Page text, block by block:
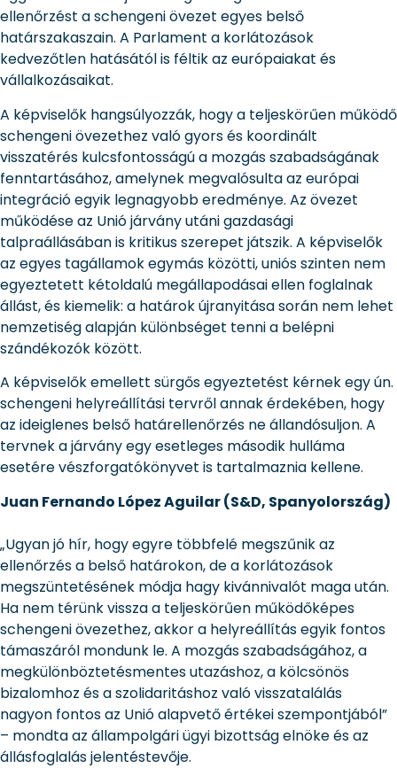
ellenőrzést a schengeni övezet egyes belső
határszakaszain. A Parlament a korlátozások
kedvezőtlen hatásától is féltik az európaiakat és
vállalkozásaikat.
A képviselők hangsúlyozzák, hogy a teljeskörűen működő
schengeni övezethez való gyors és koordinált
visszatérés kulcsfontosságú a mozgás szabadságának
fenntartásához, amelynek megvalósulta az európai
integráció egyik legnagyobb eredménye. Az övezet
működése az Unió járvány utáni gazdasági
talpraállásában is kritikus szerepet játszik. A képviselők
az egyes tagállamok egymás közötti, uniós szinten nem
egyeztetett kétoldalú megállapodásai ellen foglalnak
állást, és kiemelik: a határok újranyitása során nem lehet
nemzetiség alapján különbséget tenni a belépni
szándékozók között.
A képviselők emellett sürgős egyeztetést kérnek egy ún.
schengeni helyreállítási tervről annak érdekében, hogy
az ideiglenes belső határellenőrzés ne állandósuljon. A
tervnek a járvány egy esetleges második hulláma
esetére vészforgatókönyvet is tartalmaznia kellene.
Juan Fernando López Aguilar (S&D, Spanyolország)
„Ugyan jó hír, hogy egyre többfelé megszűnik az
ellenőrzés a belső határokon, de a korlátozások
megszüntetésének módja hagy kivánnivalót maga után.
Ha nem térünk vissza a teljeskörűen működőképes
schengeni övezethez, akkor a helyreállítás egyik fontos
támaszáról mondunk le. A mozgás szabadságához, a
megkülönböztetésmentes utazáshoz, a kölcsönös
bizalomhoz és a szolidaritáshoz való visszatalálás
nagyon fontos az Unió alapvető értékei szempontjából”
– mondta az állampolgári ügyi bizottság elnöke és az
állásfoglalás jelentéstevője.